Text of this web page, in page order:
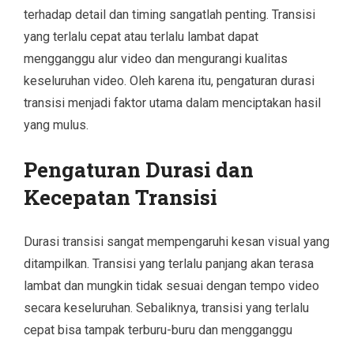
terhadap detail dan timing sangatlah penting. Transisi
yang terlalu cepat atau terlalu lambat dapat
mengganggu alur video dan mengurangi kualitas
keseluruhan video. Oleh karena itu, pengaturan durasi
transisi menjadi faktor utama dalam menciptakan hasil
yang mulus.
Pengaturan Durasi dan
Kecepatan Transisi
Durasi transisi sangat mempengaruhi kesan visual yang
ditampilkan. Transisi yang terlalu panjang akan terasa
lambat dan mungkin tidak sesuai dengan tempo video
secara keseluruhan. Sebaliknya, transisi yang terlalu
cepat bisa tampak terburu-buru dan mengganggu